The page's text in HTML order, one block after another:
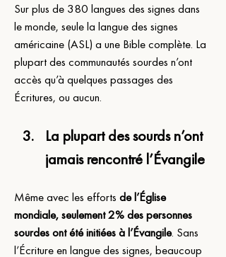
Sur plus de 380 langues des signes dans
le monde, seule la langue des signes
américaine (ASL) a une Bible complète. La
plupart des communautés sourdes n’ont
accès qu’à quelques passages des
Écritures, ou aucun.
La plupart des sourds n’ont
jamais rencontré l’Évangile
Même avec les efforts de l’Église
mondiale, seulement 2% des personnes
sourdes ont été initiées à l’Évangile. Sans
l’Écriture en langue des signes, beaucoup